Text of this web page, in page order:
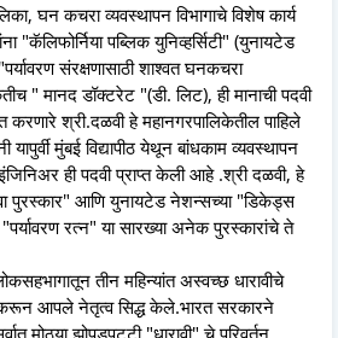
घन कचरा व्यवस्थापन विभागाचे विशेष कार्य
"कॅलिफोर्निया पब्लिक युनिव्हर्सिटी" (युनायटेड
संरक्षणासाठी शाश्वत घनकचरा
" मानद डॉक्टरेट "(डी. लिट), ही मानाची पदवी
करणारे श्री.दळवी हे महानगरपालिकेतील पाहिले
मुंबई विद्यापीठ येथून बांधकाम व्यवस्थापन
ही पदवी प्राप्त केली आहे .श्री दळवी, हे
पुरस्कार" आणि युनायटेड नेशन्सच्या "डिकेड्स
रत्न" या सारख्या अनेक पुरस्कारांचे ते
तीन महिन्यांत अस्वच्छ धारावीचे
आपले नेतृत्व सिद्ध केले.भारत सरकारने
मोठ्या झोपडपट्टी "धारावी" चे परिवर्तन